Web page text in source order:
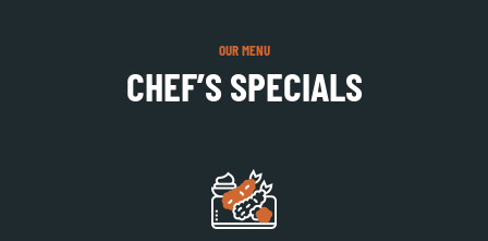
OUR MENU
CHEF’S SPECIALS